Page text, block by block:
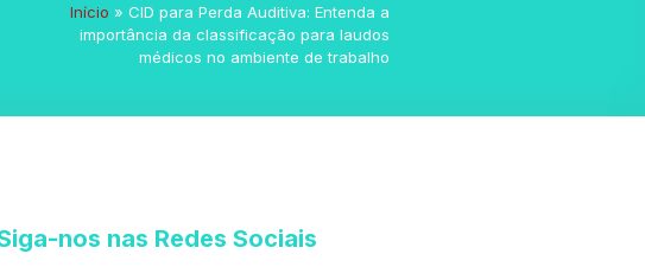
Início »CID para Perda Auditiva: Entenda a
importância da classificação para laudos
médicos no ambiente de trabalho
nos nas Redes Sociais